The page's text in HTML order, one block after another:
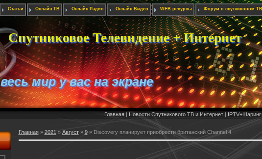
Статьи Онлайн ТВ Онлайн Радио Онлайн Видео WEB ресурсы Форум о спутниковом ТВ
Спутниковое Телевидение + Интернет
весь мир у вас на экране
Главная| Новости Спутникового ТВ и Интернет| IPTV+Шаринг
Главная» 2021 » Август » 9» Discovery планирует приобрести британский Channel 4